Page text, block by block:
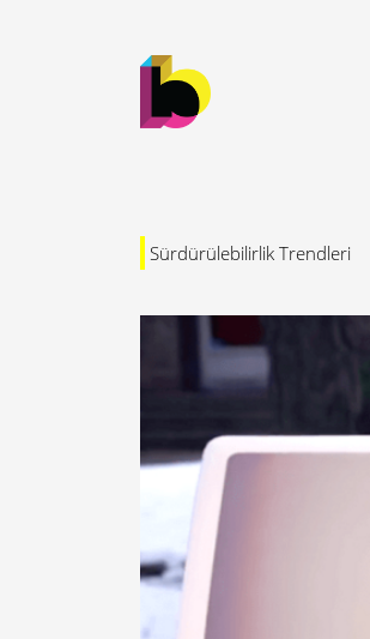
Sürdürülebilirlik Trendleri